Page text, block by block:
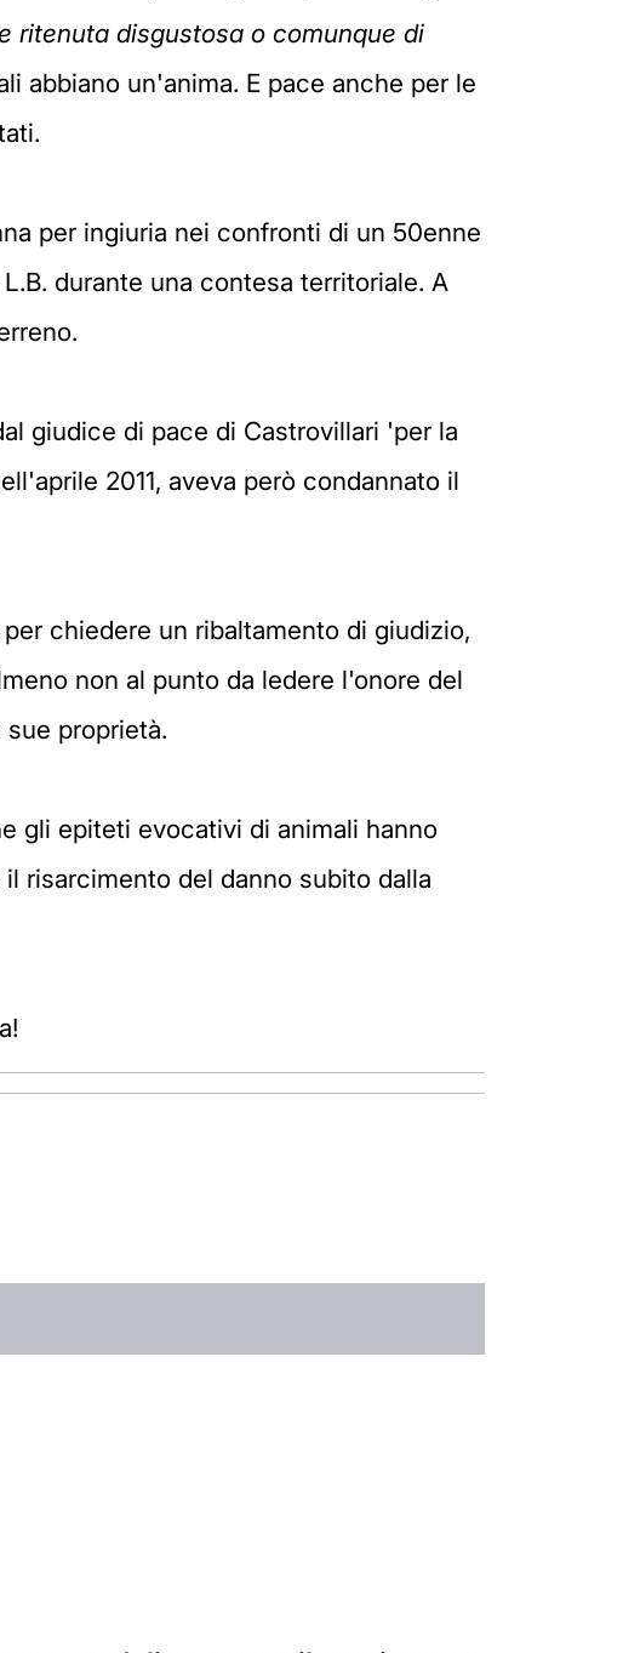
ritenuta disgustosa o comunque di
abbiano un'anima. E pace anche per le
per ingiuria nei confronti di un 50enne
durante una contesa territoriale. A
giudice di pace di Castrovillari 'per la
2011, aveva però condannato il
chiedere un ribaltamento di giudizio,
non al punto da ledere l'onore del
proprietà.
gli epiteti evocativi di animali hanno
risarcimento del danno subito dalla